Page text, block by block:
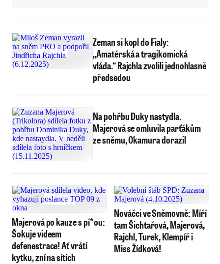
Zeman si kopl do Fialy:
„Amatérská a tragikomická
vláda.“ Rajchla zvolili jednohlasně
předsedou
Na pohřbu Duky nastydla.
Majerová se omluvila parťákům
ze sněmu, Okamura dorazil
Majerová po kauze s pí*ou:
Šokuje videem
defenestrace! Ať vrátí
kytku, zní na sítích
Nováčci ve Sněmovně: Míří
tam Šichtařová, Majerová,
Rajchl, Turek, Klempíř i
Miss Žídková!